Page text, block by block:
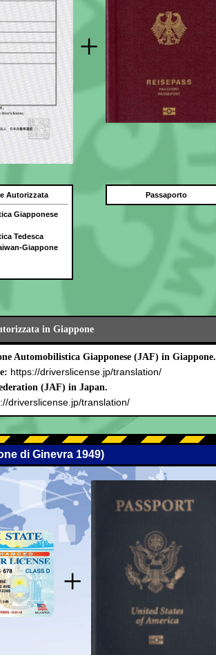
+
Autorizzata
Giapponese
Tedesca
Giappone
Passaporto
in Giappone
Automobilistica Giapponese (JAF) in Giappone.
https://driverslicense.jp/translation/
(JAF) in Japan.
driverslicense.jp/translation/
di Ginevra 1949)
+